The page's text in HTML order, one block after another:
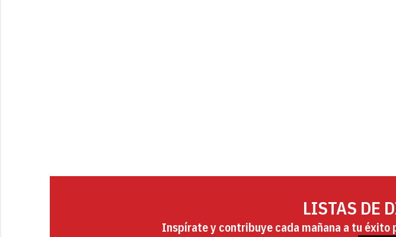
LISTAS DE
Inspírate y contribuye cada mañana a tu